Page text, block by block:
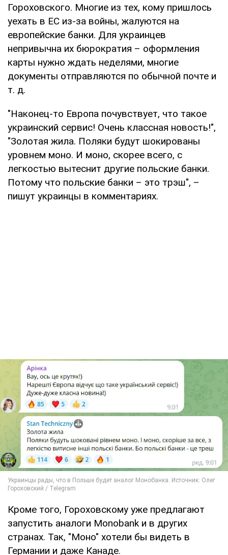
Гороховского. Многие из тех, кому пришлось
уехать в ЕС из-за войны, жалуются на
европейские банки. Для украинцев
непривычна их бюрократия – оформления
карты нужно ждать неделями, многие
документы отправляются по обычной почте и
т. д.
"Наконец-то Европа почувствует, что такое
украинский сервис! Очень классная новость!",
"Золотая жила. Поляки будут шокированы
уровнем моно. И моно, скорее всего, с
легкостью вытеснит другие польские банки.
Потому что польские банки – это трэш", –
пишут украинцы в комментариях.
Кроме того, Гороховскому уже предлагают
запустить аналоги Monobank и в других
странах. Так, "Моно" хотели бы видеть в
Германии и даже Канаде.